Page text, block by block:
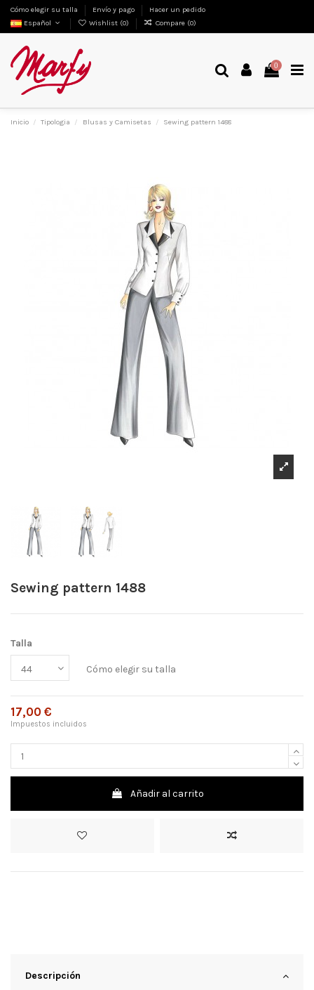
Cómo elegir su talla Envío y pago
Hacer un pedido
Español
Wishlist (0) Compare (0)
0
Inicio Tipologia Blusas y Camisetas Sewing pattern 1488
Sewing pattern 1488
Talla
Cómo elegir su talla
17,00 €
Impuestos incluidos
Añadir al carrito
Descripción